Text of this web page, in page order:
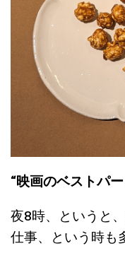
“映画のベストパ
夜8時、というと
仕事、という時も